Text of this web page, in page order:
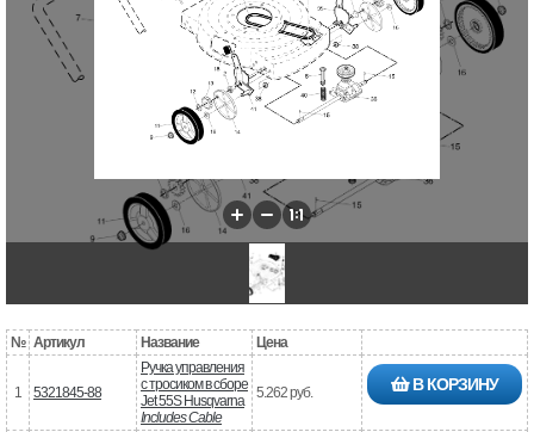
№ Артикул Название Цена
1 5321845-88
Ручка управления
с тросиком в сборе
Jet 55S Husqvarna
Includes Cable
5.262 руб. В КОРЗИНУ